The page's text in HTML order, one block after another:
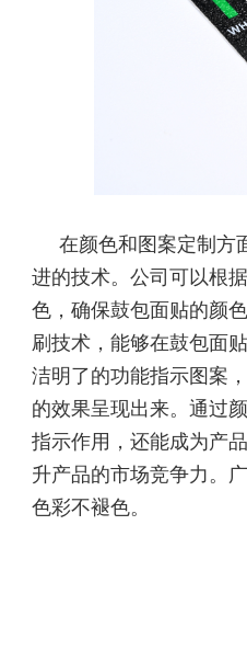
在颜色和图案定制方
进的技术。公司可以根
色，确保鼓包面贴的颜
刷技术，能够在鼓包面
洁明了的功能指示图案
的效果呈现出来。通过
指示作用，还能成为产
升产品的市场竞争力。
色彩不褪色。